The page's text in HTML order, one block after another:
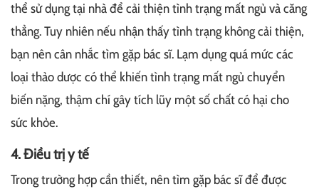
thể sử dụng tại nhà để cải thiện tình trạng mất ngủ và căng
thẳng. Tuy nhiên nếu nhận thấy tình trạng không cải thiện,
bạn nên cân nhắc tìm gặp bác sĩ. Lạm dụng quá mức các
loại thảo dược có thể khiến tình trạng mất ngủ chuyển
biến nặng, thậm chí gây tích lũy một số chất có hại cho
sức khỏe.
4. Điều trị y tế
Trong trường hợp cần thiết, nên tìm gặp bác sĩ để được